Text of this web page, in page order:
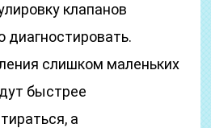
клапанов
диагностировать.
слишком маленьких
быстрее
а